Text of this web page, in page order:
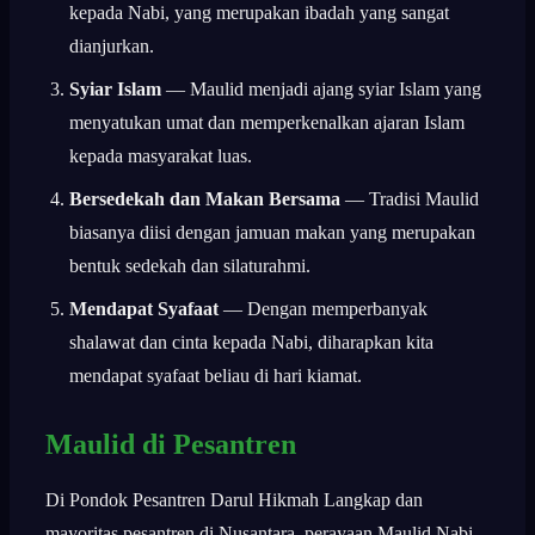
kepada Nabi, yang merupakan ibadah yang sangat
dianjurkan.
Syiar Islam — Maulid menjadi ajang syiar Islam yang
menyatukan umat dan memperkenalkan ajaran Islam
kepada masyarakat luas.
Bersedekah dan Makan Bersama — Tradisi Maulid
biasanya diisi dengan jamuan makan yang merupakan
bentuk sedekah dan silaturahmi.
Mendapat Syafaat — Dengan memperbanyak
shalawat dan cinta kepada Nabi, diharapkan kita
mendapat syafaat beliau di hari kiamat.
Maulid di Pesantren
Di Pondok Pesantren Darul Hikmah Langkap dan